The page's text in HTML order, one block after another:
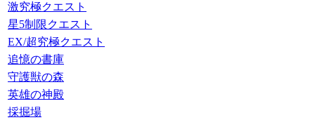
激究極クエスト
星5制限クエスト
EX/超究極クエスト
追憶の書庫
守護獣の森
英雄の神殿
採掘場